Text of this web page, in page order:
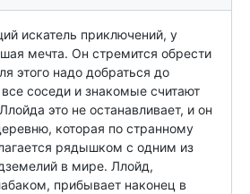
искатель приключений, у
мечта. Он стремится обрести
этого надо добраться до
соседи и знакомые считают
это не останавливает, и он
которая по странному
рядышком с одним из
в мире. Ллойд,
прибывает наконец в